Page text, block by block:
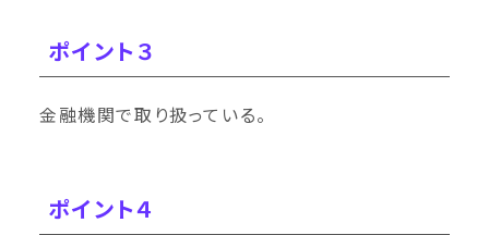
ポイント３
金融機関で取り扱っている。
ポイント４